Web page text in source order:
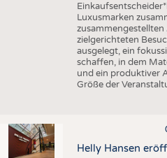
Luxusmarken
zielgerichteten
ausgelegt, ein
schaffen, in dem
und ein produktiver
Größe der
Helly Hansen